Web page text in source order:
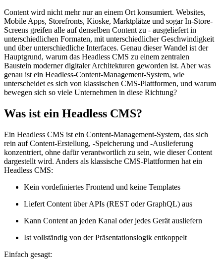
Content wird nicht mehr nur an einem Ort konsumiert. Websites,
Mobile Apps, Storefronts, Kioske, Marktplätze und sogar In-Store-
Screens greifen alle auf denselben Content zu - ausgeliefert in
unterschiedlichen Formaten, mit unterschiedlicher Geschwindigkeit
und über unterschiedliche Interfaces. Genau dieser Wandel ist der
Hauptgrund, warum das Headless CMS zu einem zentralen
Baustein moderner digitaler Architekturen geworden ist. Aber was
genau ist ein Headless-Content-Management-System, wie
unterscheidet es sich von klassischen CMS-Plattformen, und warum
bewegen sich so viele Unternehmen in diese Richtung?
Was ist ein Headless CMS?
Ein Headless CMS ist ein Content-Management-System, das sich
rein auf Content-Erstellung, -Speicherung und -Auslieferung
konzentriert, ohne dafür verantwortlich zu sein, wie dieser Content
dargestellt wird. Anders als klassische CMS-Plattformen hat ein
Headless CMS:
Kein vordefiniertes Frontend und keine Templates
Liefert Content über APIs (REST oder GraphQL) aus
Kann Content an jeden Kanal oder jedes Gerät ausliefern
Ist vollständig von der Präsentationslogik entkoppelt
Einfach gesagt: